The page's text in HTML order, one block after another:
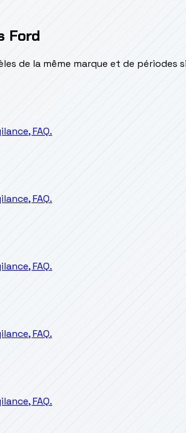
Ford
de la même marque et de périodes
FAQ.
FAQ.
FAQ.
FAQ.
FAQ.